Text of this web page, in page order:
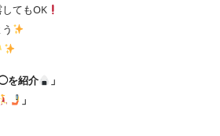
てもOK
を紹介
」
」